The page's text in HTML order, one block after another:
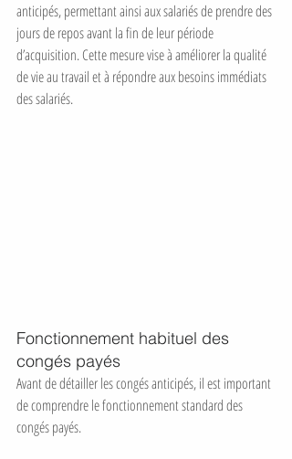
anticipés, permettant ainsi aux salariés de prendre des
jours de repos avant la fin de leur période
d’acquisition. Cette mesure vise à améliorer la qualité
de vie au travail et à répondre aux besoins immédiats
des salariés.
Fonctionnement habituel des
congés payés
Avant de détailler les congés anticipés, il est important
de comprendre le fonctionnement standard des
congés payés.